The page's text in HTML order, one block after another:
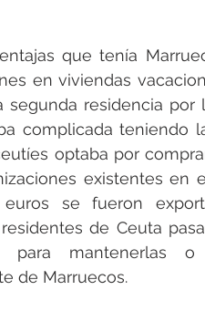
que tenía
en viviendas
segunda residencia
complicada teniendo
optaba por
existentes en
se fueron
de Ceuta
para mantenerlas o
de Marruecos.